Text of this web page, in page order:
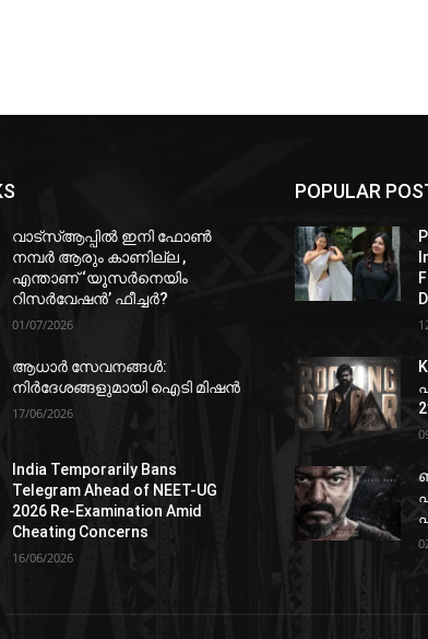
വാട്‌സ്ആപ്പിൽ ഇനി ഫോൺ
നമ്പർ ആരും കാണില്ല ,
എന്താണ് ‘യൂസർനെയിം
റിസർവേഷൻ’ ഫീച്ചർ?
01/07/2026
ആധാർ സേവനങ്ങൾ:
നിർദേശങ്ങളുമായി ഐടി മിഷൻ
17/06/2026
India Temporarily Bans
Telegram Ahead of NEET-UG
2026 Re-Examination Amid
Cheating Concerns
16/06/2026
POPULAR